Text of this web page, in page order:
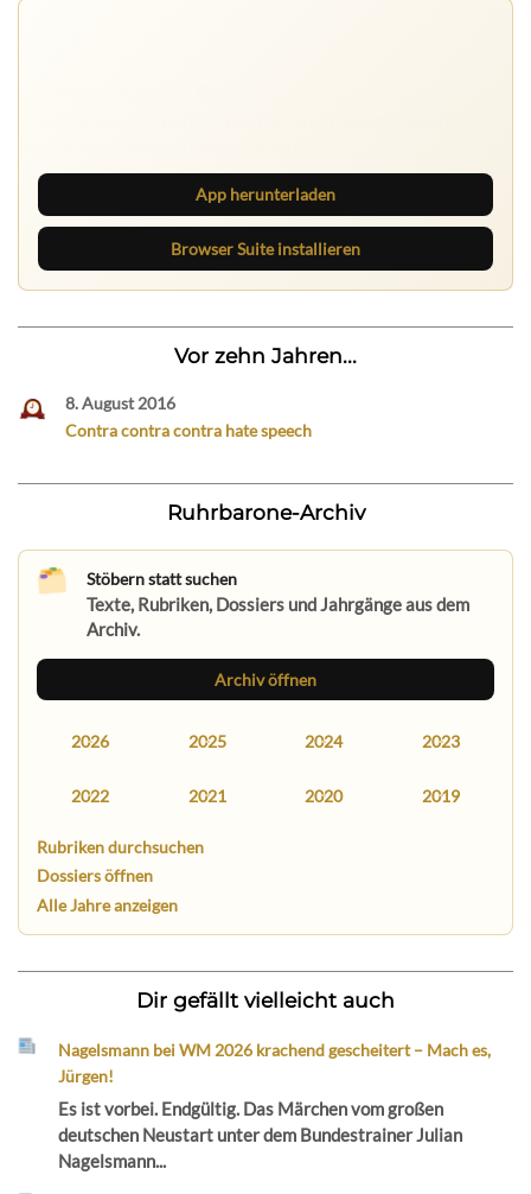
App herunterladen
Browser Suite installieren
Vor zehn Jahren...
8. August 2016
Contra contra contra hate speech
Ruhrbarone-Archiv
Stöbern statt suchen
Texte, Rubriken, Dossiers und Jahrgänge aus dem
Archiv.
Archiv öffnen
2026 2025 2024 2023
2022 2021 2020 2019
Rubriken durchsuchen
Dossiers öffnen
Alle Jahre anzeigen
Dir gefällt vielleicht auch
Nagelsmann bei WM 2026 krachend gescheitert – Mach es,
Jürgen!
Es ist vorbei. Endgültig. Das Märchen vom großen
deutschen Neustart unter dem Bundestrainer Julian
Nagelsmann...